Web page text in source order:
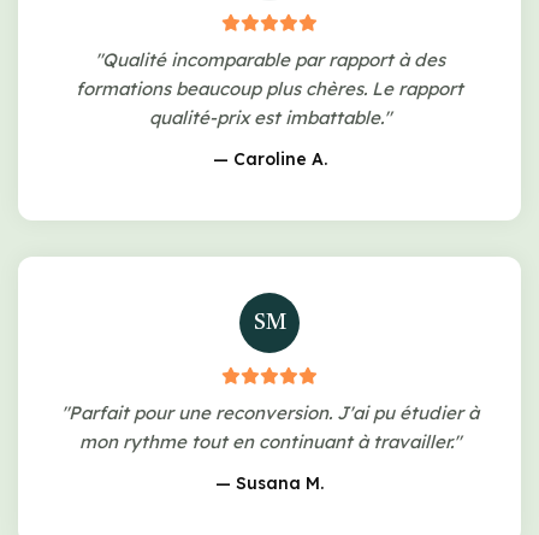
"Qualité incomparable par rapport à des
formations beaucoup plus chères. Le rapport
qualité-prix est imbattable."
— Caroline A.
SM
"Parfait pour une reconversion. J'ai pu étudier à
mon rythme tout en continuant à travailler."
— Susana M.